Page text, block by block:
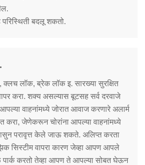
बदलू शकतो.
क्लच लॉक, ब्रेक लॉक इ. सारख्या सुरक्षित
करा. शक्य असल्यास बूटसह सर्व दरवाजे
वाहनांमध्ये जोरात आवाज करणारे अलार्म
करा, जेणेकरून चोरांना आपल्या वाहनांमध्ये
परावृत्त केले जाऊ शकते. अलिप्त करता
सिस्टीम वापरा कारण जेव्हा आपण आपले
पार्क करतो तेव्हा आपण ते आपल्या सोबत घेऊन